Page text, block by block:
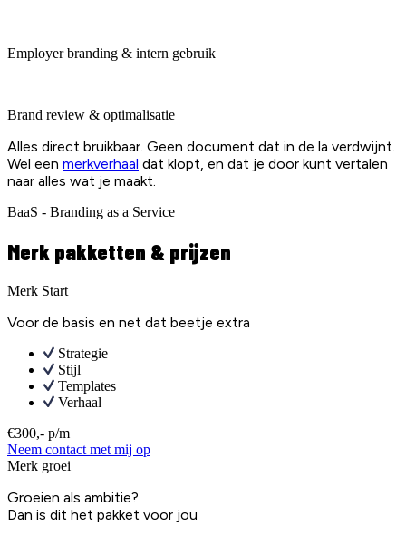
Employer branding & intern gebruik
Brand review & optimalisatie
Alles direct bruikbaar. Geen document dat in de la verdwijnt.
Wel een merkverhaal dat klopt, en dat je door kunt vertalen
naar alles wat je maakt.
BaaS - Branding as a Service
Merk pakketten & prijzen
Merk Start
Voor de basis en net dat beetje extra
Strategie
Stijl
Templates
Verhaal
€300,- p/m
Neem contact met mij op
Merk groei
Groeien als ambitie?
Dan is dit het pakket voor jou